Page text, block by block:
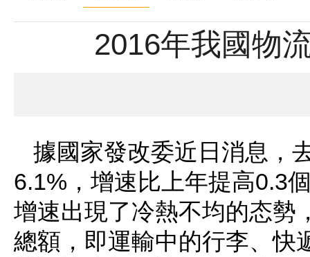
2016年我國物
據國家發改委近日消息，
6.1%，增速比上年提高0.3
增速出現了冷熱不均的态勢
總額，即運輸中的行李、快